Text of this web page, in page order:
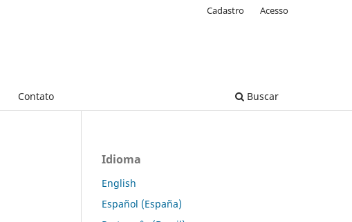
Contato Buscar
Cadastro Acesso
Idioma
English
Español (España)